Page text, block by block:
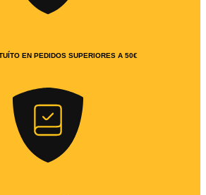
EN PEDIDOS SUPERIORES A 50€